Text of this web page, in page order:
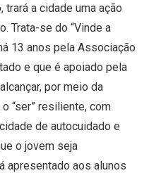
trará a cidade uma ação
Trata-se do “Vinde a
13 anos pela Associação
e que é apoiado pela
por meio da
“ser” resiliente, com
de autocuidado e
o jovem seja
apresentado aos alunos